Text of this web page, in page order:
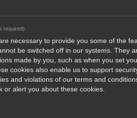
οποίο βρίσκονται τα πώματα για να
με σιλικόνη.
σχοινάκι.
το όπλο και ενώνουμε μισίνα-
required)
necessary to provide you some of the
be switched off in our systems. They
made by you, such as when you set
cookies also enable us to support
and violations of our terms and
or alert you about these cookies.